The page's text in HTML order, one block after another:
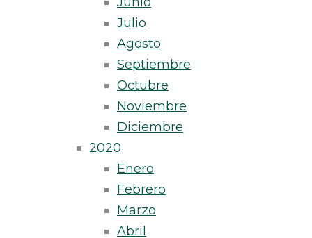
Julio
Agosto
Septiembre
Octubre
Noviembre
Diciembre
2020
Enero
Febrero
Marzo
Abril